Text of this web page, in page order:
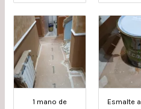
1 mano de
Esmalte